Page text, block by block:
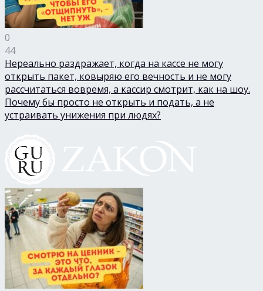
0
44
Нереально раздражает, когда на кассе не могу
открыть пакет, ковыряю его вечность и не могу
рассчитаться вовремя, а кассир смотрит, как на шоу.
Почему бы просто не открыть и подать, а не
устраивать унижения при людях?